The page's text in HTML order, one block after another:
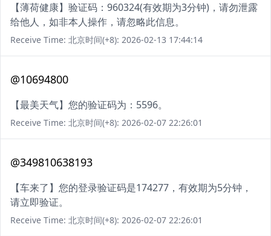
【薄荷健康】验证码：960324(有效期为3分钟)，请勿泄露
给他人，如非本人操作，请忽略此信息。
Receive Time: 北京时间(+8): 2026-02-13 17:44:14
@10694800
【最美天气】您的验证码为：5596。
Receive Time: 北京时间(+8): 2026-02-07 22:26:01
@349810638193
【车来了】您的登录验证码是174277，有效期为5分钟，
请立即验证。
Receive Time: 北京时间(+8): 2026-02-07 22:26:01